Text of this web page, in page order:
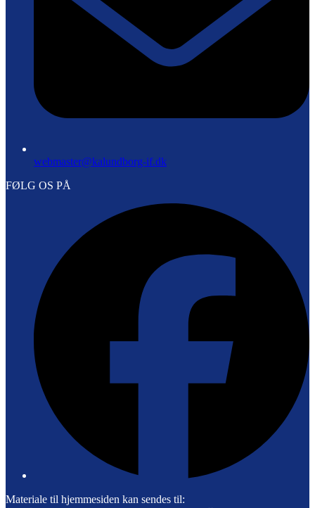
webmaster@kalundborg-if.dk
FØLG OS PÅ
Materiale til hjemmesiden kan sendes til: